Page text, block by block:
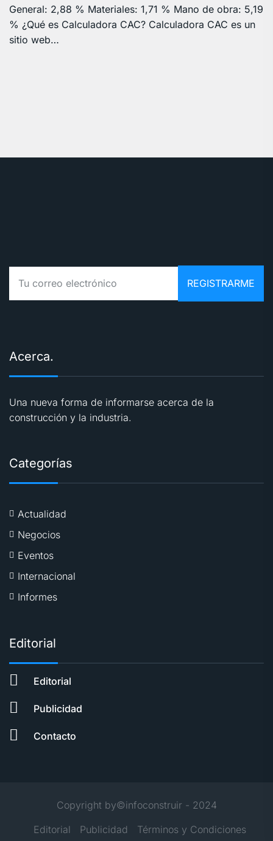
General: 2,88 % Materiales: 1,71 % Mano de obra: 5,19
% ¿Qué es Calculadora CAC? Calculadora CAC es un
sitio web…
Acerca.
Una nueva forma de informarse acerca de la
construcción y la industria.
Categorías
Actualidad
Negocios
Eventos
Internacional
Informes
Editorial
Editorial
Publicidad
Contacto
Copyright by©infoconstruir - 2024
Editorial
Publicidad
Términos y Condiciones